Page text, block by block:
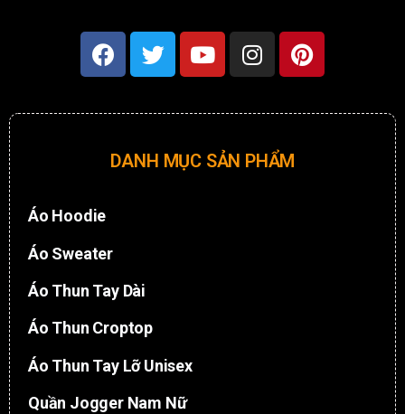
DANH MỤC SẢN PHẨM
Áo Hoodie
Áo Sweater
Áo Thun Tay Dài
Áo Thun Croptop
Áo Thun Tay Lỡ Unisex
Quần Jogger Nam Nữ